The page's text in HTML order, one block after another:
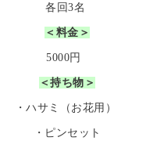
各回3名
＜料金＞
5000円
＜持ち物＞
・ハサミ（お花用）
・ピンセット